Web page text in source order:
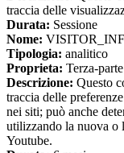
traccia delle
Durata: Sessione
Nome:
Tipologia: analitico
Proprieta: Terza-parte
Descrizione: Questo
traccia delle
nei siti; può anche
utilizzando la nuova o
Youtube.